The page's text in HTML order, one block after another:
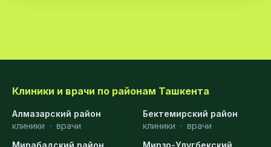
Клиники и врачи по районам Ташкента
Алмазарский район
клиники · врачи
Бектемирский район
клиники · врачи
Мирабадский район
Мирзо-Улугбекский